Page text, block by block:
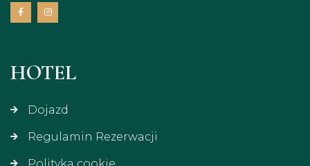
HOTEL
Dojazd
Regulamin Rezerwacji